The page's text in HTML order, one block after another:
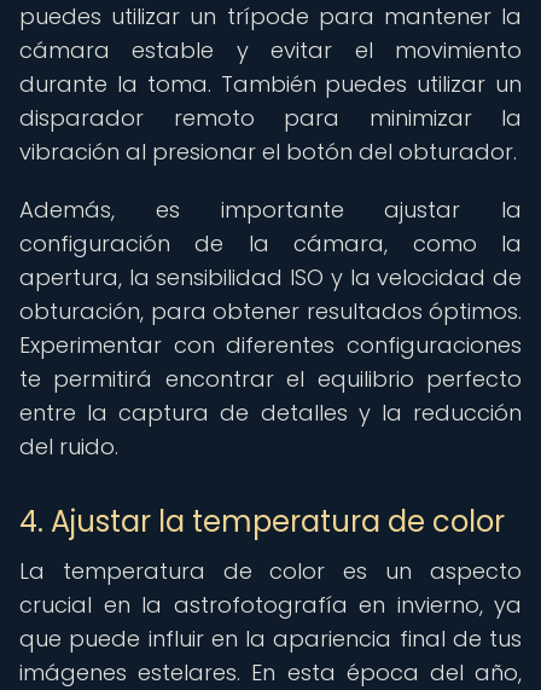
puedes utilizar un trípode para mantener la
cámara estable y evitar el movimiento
durante la toma. También puedes utilizar un
disparador remoto para minimizar la
vibración al presionar el botón del obturador.
Además, es importante ajustar la
configuración de la cámara, como la
apertura, la sensibilidad ISO y la velocidad de
obturación, para obtener resultados óptimos.
Experimentar con diferentes configuraciones
te permitirá encontrar el equilibrio perfecto
entre la captura de detalles y la reducción
del ruido.
4. Ajustar la temperatura de color
La temperatura de color es un aspecto
crucial en la astrofotografía en invierno, ya
que puede influir en la apariencia final de tus
imágenes estelares. En esta época del año,